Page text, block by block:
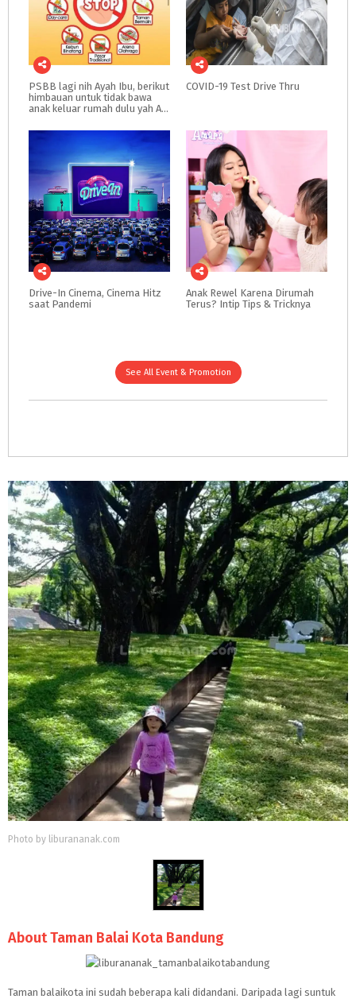
PSBB lagi nih Ayah Ibu, berikut
himbauan untuk tidak bawa
anak keluar rumah dulu yah Ayah Ibu
COVID-19 Test Drive Thru
Drive-In Cinema, Cinema Hitz
saat Pandemi
Anak Rewel Karena Dirumah
Terus? Intip Tips & Tricknya
See All Event & Promotion
Photo by liburananak.com
About Taman Balai Kota Bandung
Taman balaikota ini sudah beberapa kali didandani. Daripada lagi suntuk